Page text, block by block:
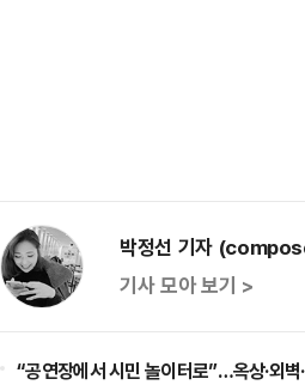
박정선 기자
기사 모아 보기 >
“공연장에서 시민 놀이터로”…옥상·외